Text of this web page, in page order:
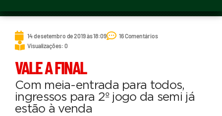
14 de setembro de 2019 às 18:09
16 Comentários
Visualizações: 0
VALE A FINAL
Com meia-entrada para todos,
ingressos para 2º jogo da semi já
estão à venda